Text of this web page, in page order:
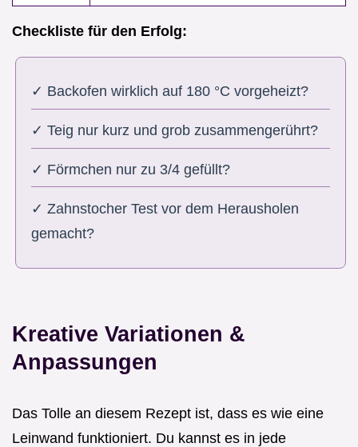
Checkliste für den Erfolg:
✓ Backofen wirklich auf 180 °C vorgeheizt?
✓ Teig nur kurz und grob zusammengerührt?
✓ Förmchen nur zu 3/4 gefüllt?
✓ Zahnstocher Test vor dem Herausholen
gemacht?
Kreative Variationen &
Anpassungen
Das Tolle an diesem Rezept ist, dass es wie eine
Leinwand funktioniert. Du kannst es in jede